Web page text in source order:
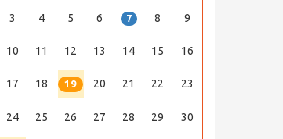
3 4 5 6 7 8 9
10 11 12 13 14 15 16
17 18 19 20 21 22 23
24 25 26 27 28 29 30